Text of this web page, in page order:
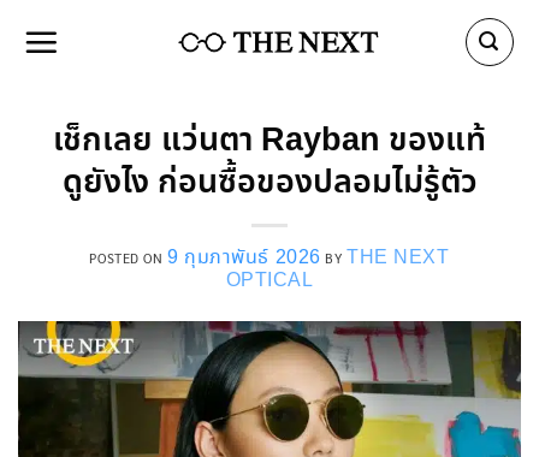
เช็กเลย แว่นตา Rayban ของแท้
ดูยังไง ก่อนซื้อของปลอมไม่รู้ตัว
POSTED ON9 กุมภาพันธ์ 2026 BY THE NEXT
OPTICAL